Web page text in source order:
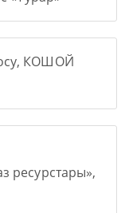
КОШОЙ
ресурстары»,